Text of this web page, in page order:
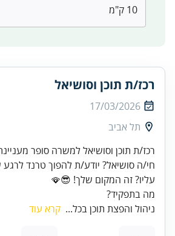
רכז/ת תוכן וסושיאל
17/03/2026
תל אביב
חי/ה סושיאל? יודע/ת להפוך טרנד
עליו? זה המקום שלך! 😎🪭
מה בתפקיד?
ניהול והפצת תוכן בכל... קרא עוד